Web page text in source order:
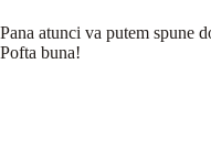
Pana atunci va putem spune
Pofta buna!